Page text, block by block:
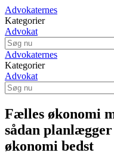
Advokaternes
Kategorier
Advokat
Advokaternes
Kategorier
Advokat
Fælles økonomi
sådan
økonomi bedst